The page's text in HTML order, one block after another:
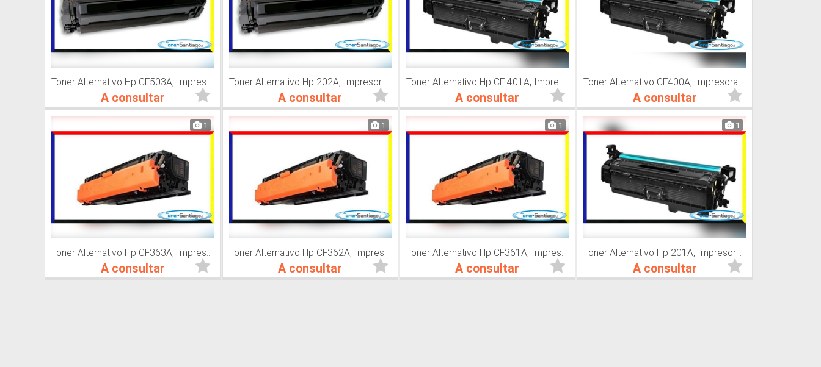
A consultar
Toner Alternativo Hp 202A, Impresora Láser
A consultar A consultar A consultar
1
A consultar
1
A consultar
1
A consultar
1
A consultar